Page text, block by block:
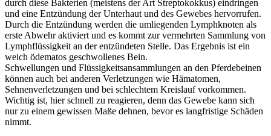
durch diese Bakterien (meistens der Art Streptokokkus) eindringen
und eine Entzündung der Unterhaut und des Gewebes hervorrufen.
Durch die Entzündung werden die umliegenden Lymphknoten als
erste Abwehr aktiviert und es kommt zur vermehrten Sammlung von
Lymphflüssigkeit an der entzündeten Stelle. Das Ergebnis ist ein
weich ödematos geschwollenes Bein.
Schwellungen und Flüssigkeitsansammlungen an den Pferdebeinen
können auch bei anderen Verletzungen wie Hämatomen,
Sehnenverletzungen und bei schlechtem Kreislauf vorkommen.
Wichtig ist, hier schnell zu reagieren, denn das Gewebe kann sich
nur zu einem gewissen Maße dehnen, bevor es langfristige Schäden
nimmt.